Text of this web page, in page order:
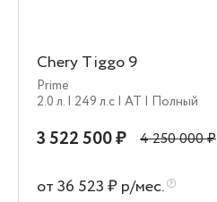
Chery Tiggo 9
Prime
2.0 л. | 249 л.c | AT | Полный
3 522 500 ₽ 4 250 000 ₽
от 36 523 ₽ р/мес.